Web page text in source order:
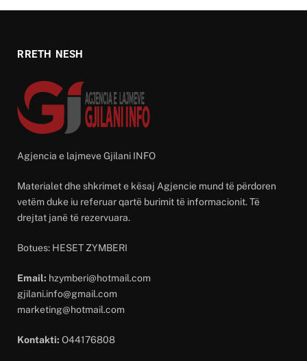
RRETH NESH
Agjencia e lajmeve Gjilani INFO
Materialet dhe shkrimet e kësaj Agjencie mund të përdoren
vetëm duke iu referuar qartë burimit të informacionit. Të
drejtat janë të rezervuara.
Botues: HESET ZYMBERI
Email: hzymberi@hotmail.com
gjilani.info@gmail.com
marketing@hotmail.com
Kontakti: O44176808